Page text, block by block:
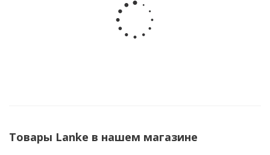
Товары Lanke в нашем магазине